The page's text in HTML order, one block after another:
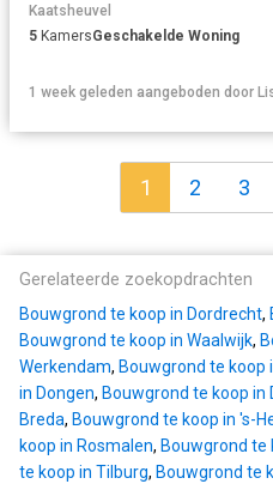
Kaatsheuvel
5 KamersGeschakelde Woning
1 week geleden aangeboden door
1 2 3
Gerelateerde zoekopdrachten
Bouwgrond te koop in Dordrecht,
Bouwgrond te koop in Waalwijk,
Werkendam, Bouwgrond te koop
in Dongen, Bouwgrond te koop in
Breda, Bouwgrond te koop in 's-
koop in Rosmalen, Bouwgrond te
te koop in Tilburg, Bouwgrond te